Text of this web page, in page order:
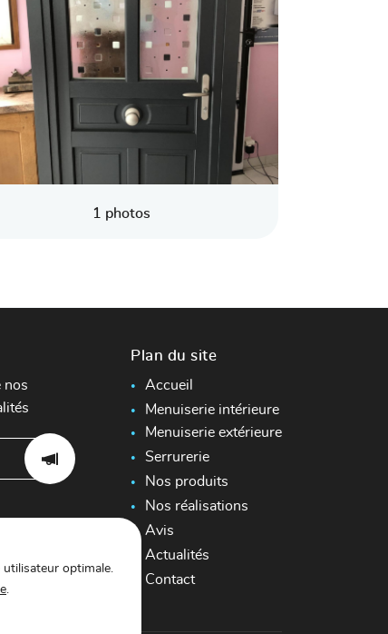
1 photos
nos
Plan du site
Accueil
Menuiserie intérieure
Menuiserie extérieure
Serrurerie
Nos produits
Nos réalisations
Avis
Actualités
Contact
optimale.
.